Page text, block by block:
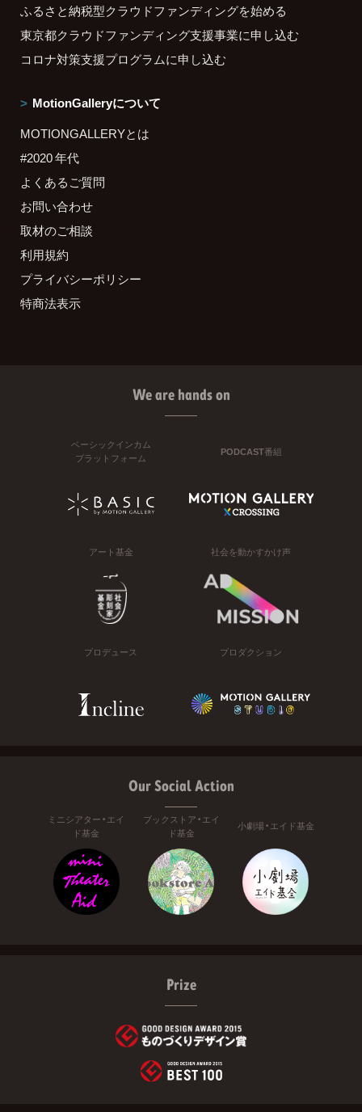
ふるさと納税型クラウドファンディングを始める
東京都クラウドファンディング支援事業に申し込む
コロナ対策支援プログラムに申し込む
MotionGalleryについて
MOTIONGALLERYとは
#2020 年代
よくあるご質問
お問い合わせ
取材のご相談
利用規約
プライバシーポリシー
特商法表示
We are hands on
ベーシックインカム
プラットフォーム
PODCAST番組
アート基金 社会を動かすかけ声
プロデュース プロダクション
Our Social Action
ミニシアター・エイ
ド基金
ブックストア・エイ
ド基金
小劇場・エイド基金
Prize